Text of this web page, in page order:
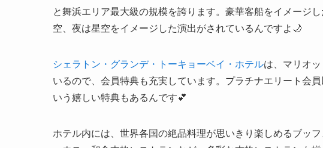
と舞浜エリア最大級の規模を誇ります。豪華客船をイメージ
空、夜は星空をイメージした演出がされているんですよ🌙
シェラトン・グランデ・トーキョーベイ・ホテルは、マリオ
いるので、会員特典も充実しています。プラチナエリート会
いう嬉しい特典もあるんです💕
ホテル内には、世界各国の絶品料理が思いきり楽しめるブッ